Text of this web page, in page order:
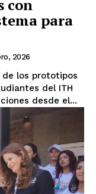
con
para
2026
de los prototipos
del ITH
desde el...